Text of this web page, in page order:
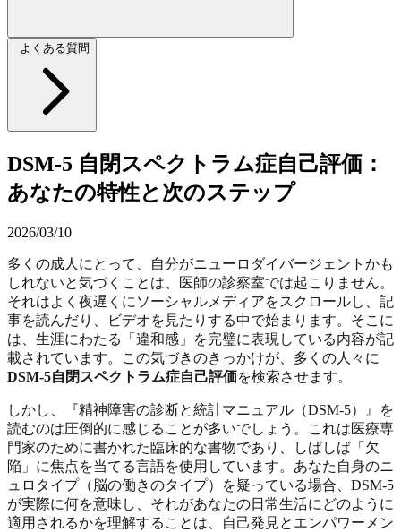
よくある質問
DSM-5 自閉スペクトラム症自己評価：
あなたの特性と次のステップ
2026/03/10
多くの成人にとって、自分がニューロダイバージェントかも
しれないと気づくことは、医師の診察室では起こりません。
それはよく夜遅くにソーシャルメディアをスクロールし、記
事を読んだり、ビデオを見たりする中で始まります。そこに
は、生涯にわたる「違和感」を完璧に表現している内容が記
載されています。この気づきのきっかけが、多くの人々に
DSM-5自閉スペクトラム症自己評価を検索させます。
しかし、『精神障害の診断と統計マニュアル（DSM-5）』を
読むのは圧倒的に感じることが多いでしょう。これは医療専
門家のために書かれた臨床的な書物であり、しばしば「欠
陥」に焦点を当てる言語を使用しています。あなた自身のニ
ュロタイプ（脳の働きのタイプ）を疑っている場合、DSM-5
が実際に何を意味し、それがあなたの日常生活にどのように
適用されるかを理解することは、自己発見とエンパワーメン